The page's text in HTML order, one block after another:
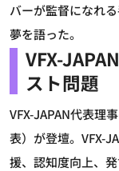
バーが監督になれ
夢を語った。
VFX-
スト問題
VFX-JAPAN代表理
表）が登壇。VFX-
援、認知度向上、